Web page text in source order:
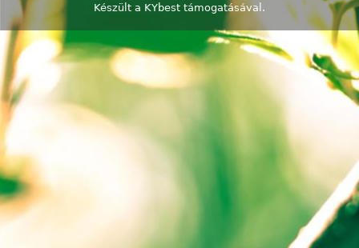
Készült a KYbest támogatásával.